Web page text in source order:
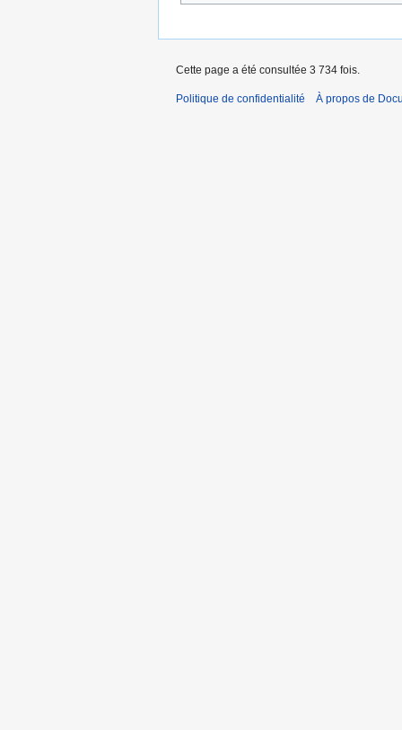
Cette page a été consultée 3 734 fois.
Politique de confidentialité À propos de